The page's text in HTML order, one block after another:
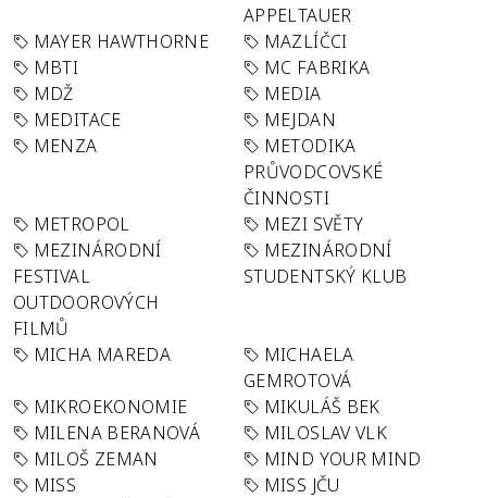
APPELTAUER
MAYER HAWTHORNE
MAZLÍČCI
MBTI
MC FABRIKA
MDŽ
MEDIA
MEDITACE
MEJDAN
MENZA
METODIKA
PRŮVODCOVSKÉ
ČINNOSTI
METROPOL
MEZI SVĚTY
MEZINÁRODNÍ
FESTIVAL
OUTDOOROVÝCH
FILMŮ
MEZINÁRODNÍ
STUDENTSKÝ KLUB
MICHA MAREDA
MICHAELA
GEMROTOVÁ
MIKROEKONOMIE
MIKULÁŠ BEK
MILENA BERANOVÁ
MILOSLAV VLK
MILOŠ ZEMAN
MIND YOUR MIND
MISS
MISS JČU